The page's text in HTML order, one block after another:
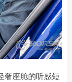
奢座舱的听感短